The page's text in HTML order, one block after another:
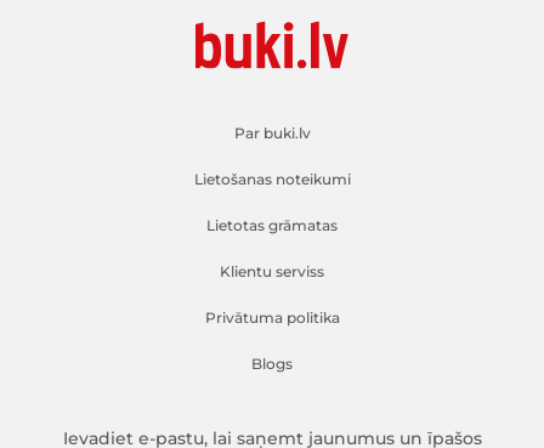
Par buki.lv
Lietošanas noteikumi
Lietotas grāmatas
Klientu serviss
Privātuma politika
Blogs
Ievadiet e-pastu, lai saņemt jaunumus un īpašos